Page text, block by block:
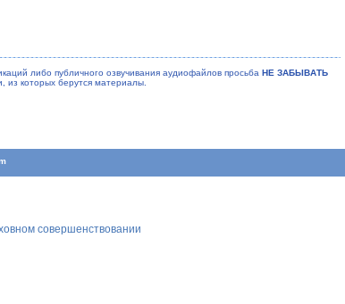
либо публичного озвучивания аудиофайлов просьба НЕ ЗАБЫВАТЬ
из которых берутся материалы.
совершенствовании